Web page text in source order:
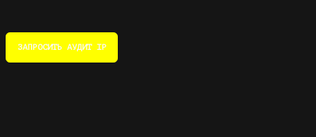
ЗАПРОСИТЬ АУДИТ IP